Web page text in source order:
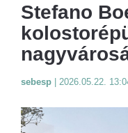
Stefano
sebesp 2026.05.22.